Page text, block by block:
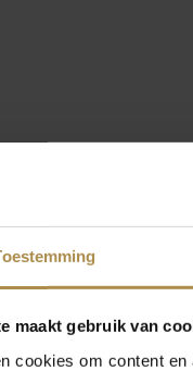
maakt gebruik van
cookies om content